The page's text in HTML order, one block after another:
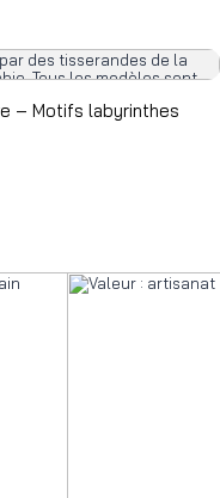
– Motifs labyrinthes